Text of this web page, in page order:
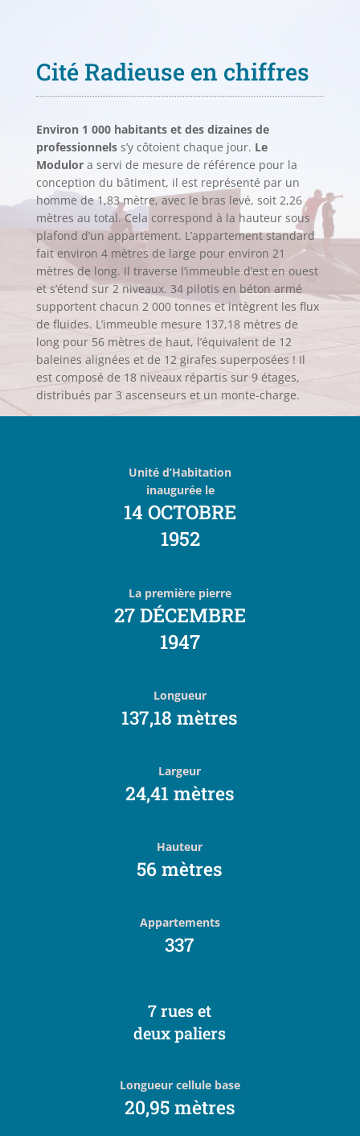
Cité Radieuse en chiffres
Environ 1 000 habitants et des dizaines de
professionnelss’y côtoient chaque jour. Le
Modulor a servi de mesure de référence pour la
conception du bâtiment, il est représenté par un
homme de 1,83 mètre, avec le bras levé, soit 2,26
mètres au total. Cela correspond à la hauteur sous
plafond d’un appartement. L’appartement standard
fait environ 4 mètres de large pour environ 21
mètres de long. Il traverse l’immeuble d’est en ouest
et s’étend sur 2 niveaux. 34 pilotis en béton armé
supportent chacun 2 000 tonnes et intègrent les flux
de fluides. L’immeuble mesure 137,18 mètres de
long pour 56 mètres de haut, l’équivalent de 12
baleines alignées et de 12 girafes superposées ! Il
est composé de 18 niveaux répartis sur 9 étages,
distribués par 3 ascenseurs et un monte-charge.
Unité d’Habitation
inaugurée le
14 OCTOBRE
1952
La première pierre
27 DÉCEMBRE
1947
Longueur
137,18 mètres
Largeur
24,41 mètres
Hauteur
56 mètres
Appartements
337
7 rues et
deux paliers
Longueur cellule base
20,95 mètres